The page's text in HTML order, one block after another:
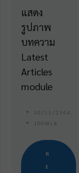
แสดง
รูปภาพ
บทความ
Latest
Articles
module
30/11/2564
JOOMLA
R
E